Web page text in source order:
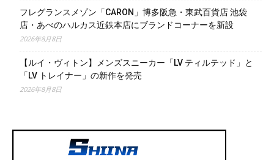
フレグランスメゾン「CARON」博多阪急・東武百貨店 池袋
店・あべのハルカス近鉄本店にブランドコーナーを新設
2026年8月8日
【ルイ・ヴィトン】メンズスニーカー「LV ティルテッド」と
「LV トレイナー」の新作を発売
2026年8月8日